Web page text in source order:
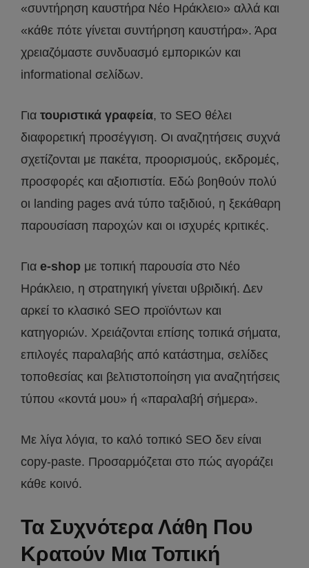
«συντήρηση καυστήρα Νέο Ηράκλειο» αλλά και
«κάθε πότε γίνεται συντήρηση καυστήρα». Άρα
χρειαζόμαστε συνδυασμό εμπορικών και
informational σελίδων.
Για τουριστικά γραφεία, το SEO θέλει
διαφορετική προσέγγιση. Οι αναζητήσεις συχνά
σχετίζονται με πακέτα, προορισμούς, εκδρομές,
προσφορές και αξιοπιστία. Εδώ βοηθούν πολύ
οι landing pages ανά τύπο ταξιδιού, η ξεκάθαρη
παρουσίαση παροχών και οι ισχυρές κριτικές.
Για e-shop με τοπική παρουσία στο Νέο
Ηράκλειο, η στρατηγική γίνεται υβριδική. Δεν
αρκεί το κλασικό SEO προϊόντων και
κατηγοριών. Χρειάζονται επίσης τοπικά σήματα,
επιλογές παραλαβής από κατάστημα, σελίδες
τοποθεσίας και βελτιστοποίηση για αναζητήσεις
τύπου «κοντά μου» ή «παραλαβή σήμερα».
Με λίγα λόγια, το καλό τοπικό SEO δεν είναι
copy-paste. Προσαρμόζεται στο πώς αγοράζει
κάθε κοινό.
Τα Συχνότερα Λάθη Που
Κρατούν Μια Τοπική